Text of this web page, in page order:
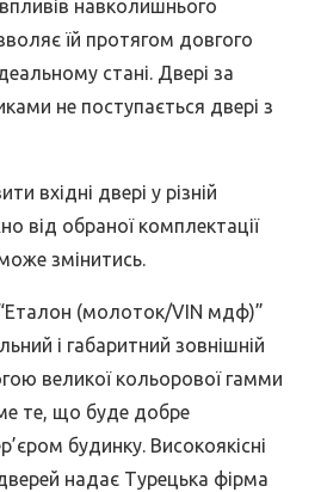
навколишнього
їй протягом довгого
стані. Двері за
не поступається двері з
вхідні двері у різній
від обраної комплектації
змінитись.
“Еталон (молоток/VIN мдф)”
і габаритний зовнішній
великої кольорової гамми
те, що буде добре
будинку. Високоякісні
дверей надає Турецька фірма